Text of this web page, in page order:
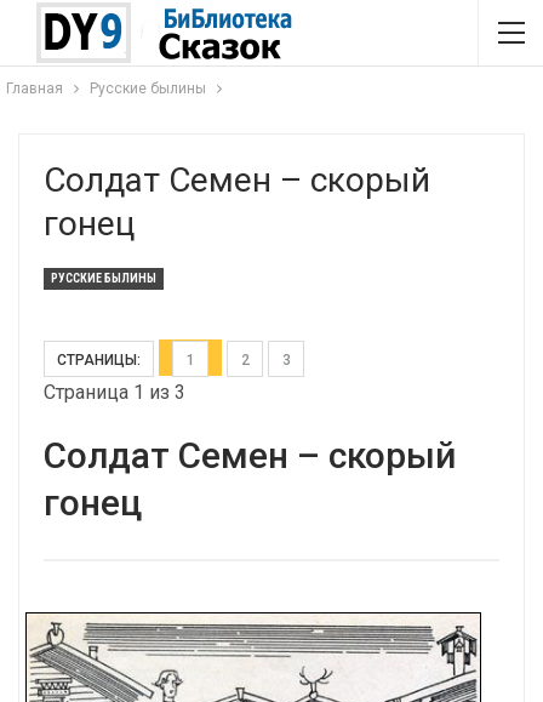
Главная Русские былины
Солдат Семен – скорый
гонец
РУССКИЕ БЫЛИНЫ
СТРАНИЦЫ: 1 2 3
Страница 1 из 3
Солдат Семен – скорый
гонец